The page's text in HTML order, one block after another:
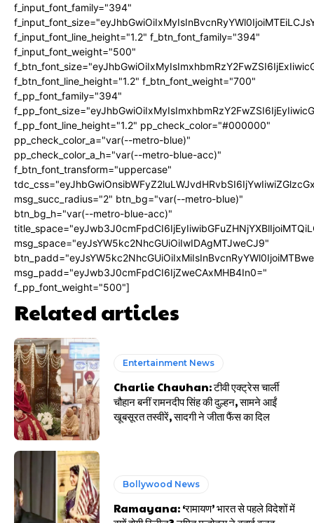
f_input_font_family="394"
f_input_font_line_height="1.2" f_btn_font_family="394"
f_input_font_weight="500"
f_btn_font_line_height="1.2" f_btn_font_weight="700"
f_pp_font_family="394"
f_pp_font_line_height="1.2" pp_check_color="#000000"
pp_check_color_a="var(--metro-blue)"
pp_check_color_a_h="var(--metro-blue-acc)"
f_btn_font_transform="uppercase"
msg_succ_radius="2" btn_bg="var(--metro-blue)"
btn_bg_h="var(--metro-blue-acc)"
msg_space="eyJsYW5kc2NhcGUiOiIwIDAgMTJweCJ9"
msg_padd="eyJwb3J0cmFpdCI6IjZweCAxMHB4In0="
f_pp_font_weight="500"]
Related articles
Entertainment News
Charlie Chauhan: टीवी एक्ट्रेस चार्ली
चौहान बनीं रामनदीप सिंह की दुल्हन, सामने आईं
खूबसूरत तस्वीरें, सादगी ने जीता फैंस का दिल
Bollywood News
Ramayana: ‘रामायण’ भारत से पहले विदेशों में